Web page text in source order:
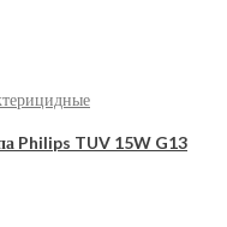
Philips TUV 15W G13